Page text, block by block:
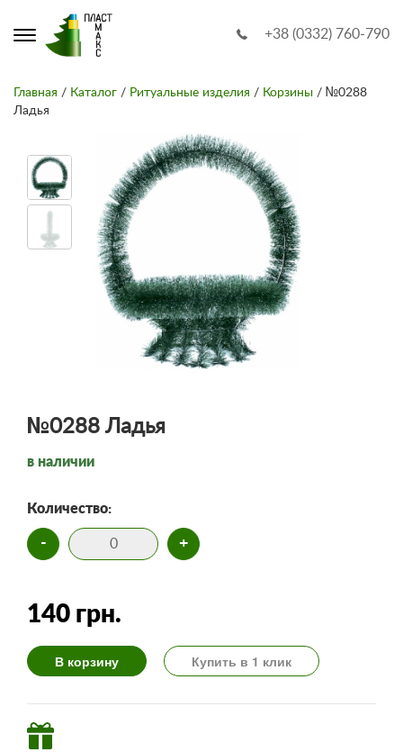
+38 (0332) 760-790
Главная / Каталог / Ритуальные изделия / Корзины / №0288
Ладья
№0288 Ладья
в наличии
Количество:
- +
140 грн.
В корзину Купить в 1 клик